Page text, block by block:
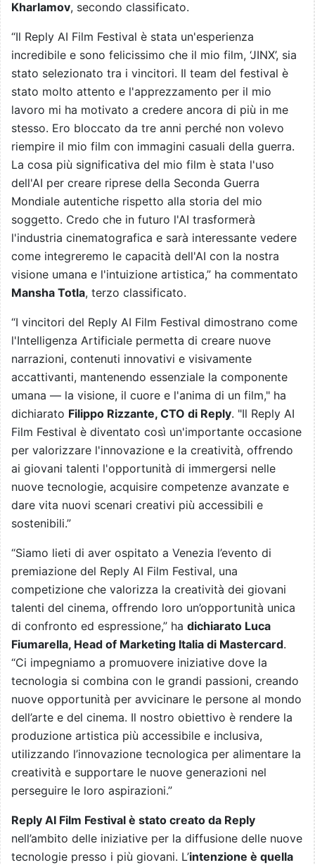
Kharlamov, secondo classificato.
“Il Reply AI Film Festival è stata un'esperienza
incredibile e sono felicissimo che il mio film, ‘JINX’, sia
stato selezionato tra i vincitori. Il team del festival è
stato molto attento e l'apprezzamento per il mio
lavoro mi ha motivato a credere ancora di più in me
stesso. Ero bloccato da tre anni perché non volevo
riempire il mio film con immagini casuali della guerra.
La cosa più significativa del mio film è stata l'uso
dell'AI per creare riprese della Seconda Guerra
Mondiale autentiche rispetto alla storia del mio
soggetto. Credo che in futuro l'AI trasformerà
l'industria cinematografica e sarà interessante vedere
come integreremo le capacità dell'AI con la nostra
visione umana e l'intuizione artistica,” ha commentato
Mansha Totla, terzo classificato.
“I vincitori del Reply AI Film Festival dimostrano come
l'Intelligenza Artificiale permetta di creare nuove
narrazioni, contenuti innovativi e visivamente
accattivanti, mantenendo essenziale la componente
umana — la visione, il cuore e l'anima di un film," ha
dichiarato Filippo Rizzante, CTO di Reply. "Il Reply AI
Film Festival è diventato così un'importante occasione
per valorizzare l'innovazione e la creatività, offrendo
ai giovani talenti l'opportunità di immergersi nelle
nuove tecnologie, acquisire competenze avanzate e
dare vita nuovi scenari creativi più accessibili e
sostenibili.”
“Siamo lieti di aver ospitato a Venezia l’evento di
premiazione del Reply AI Film Festival, una
competizione che valorizza la creatività dei giovani
talenti del cinema, offrendo loro un’opportunità unica
di confronto ed espressione,” ha dichiarato Luca
Fiumarella, Head of Marketing Italia di Mastercard.
“Ci impegniamo a promuovere iniziative dove la
tecnologia si combina con le grandi passioni, creando
nuove opportunità per avvicinare le persone al mondo
dell’arte e del cinema. Il nostro obiettivo è rendere la
produzione artistica più accessibile e inclusiva,
utilizzando l’innovazione tecnologica per alimentare la
creatività e supportare le nuove generazioni nel
perseguire le loro aspirazioni.”
Reply AI Film Festival è stato creato da Reply
nell’ambito delle iniziative per la diffusione delle nuove
tecnologie presso i più giovani. L’intenzione è quella